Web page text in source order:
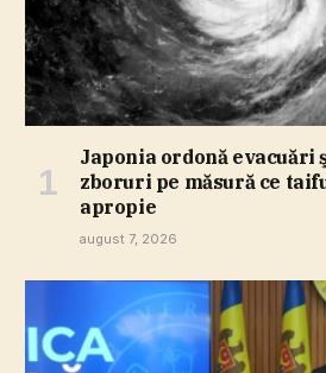
Japonia ordonă evacuări
zboruri pe măsură ce
apropie
august 7, 2026